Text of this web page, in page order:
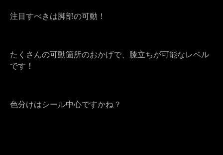
注目すべきは脚部の可動！
たくさんの可動箇所のおかげで、膝立ちが可能なレベル
です！
色分けはシール中心ですかね？